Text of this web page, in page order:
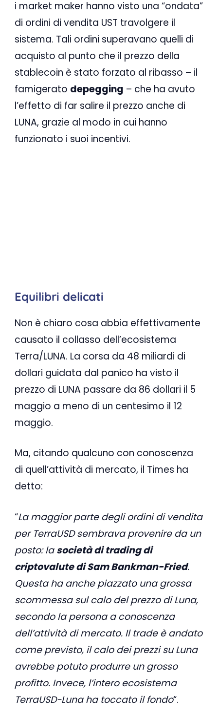
i market maker hanno visto una “ondata”
di ordini di vendita UST travolgere il
sistema. Tali ordini superavano quelli di
acquisto al punto che il prezzo della
stablecoin è stato forzato al ribasso – il
famigerato depegging – che ha avuto
l’effetto di far salire il prezzo anche di
LUNA, grazie al modo in cui hanno
funzionato i suoi incentivi.
Equilibri delicati
Non è chiaro cosa abbia effettivamente
causato il collasso dell’ecosistema
Terra/LUNA. La corsa da 48 miliardi di
dollari guidata dal panico ha visto il
prezzo di LUNA passare da 86 dollari il 5
maggio a meno di un centesimo il 12
maggio.
Ma, citando qualcuno con conoscenza
di quell’attività di mercato, il Times ha
detto:
“La maggior parte degli ordini di vendita
per TerraUSD sembrava provenire da un
posto: lasocietà di trading di
criptovalute di Sam Bankman-Fried.
Questa ha anche piazzato una grossa
scommessa sul calo del prezzo di Luna,
secondo la persona a conoscenza
dell’attività di mercato. Il trade è andato
come previsto, il calo dei prezzi su Luna
avrebbe potuto produrre un grosso
profitto. Invece, l’intero ecosistema
TerraUSD-Luna ha toccato il fondo“.